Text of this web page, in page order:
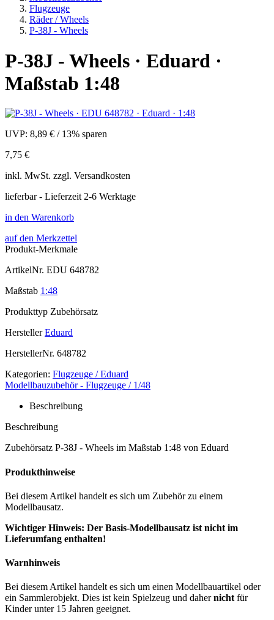
Flugzeuge
Räder / Wheels
P-38J - Wheels
P-38J - Wheels · Eduard ·
Maßstab 1:48
UVP: 8,89 € / 13% sparen
7,75 €
inkl. MwSt. zzgl. Versandkosten
lieferbar - Lieferzeit 2-6 Werktage
in den Warenkorb
auf den Merkzettel
Produkt-Merkmale
ArtikelNr. EDU 648782
Maßstab 1:48
Produkttyp Zubehörsatz
Hersteller Eduard
HerstellerNr. 648782
Kategorien: Flugzeuge / Eduard
Modellbauzubehör - Flugzeuge / 1/48
Beschreibung
Beschreibung
Zubehörsatz P-38J - Wheels im Maßstab 1:48 von Eduard
Produkthinweise
Bei diesem Artikel handelt es sich um Zubehör zu einem
Modellbausatz.
Wichtiger Hinweis: Der Basis-Modellbausatz ist nicht im
Lieferumfang enthalten!
Warnhinweis
Bei diesem Artikel handelt es sich um einen Modellbauartikel oder
ein Sammlerobjekt. Dies ist kein Spielzeug und dahernicht für
Kinder unter 15 Jahren geeignet.